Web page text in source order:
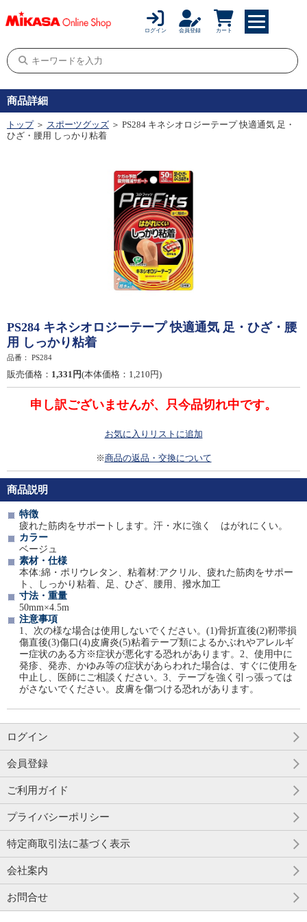
ログイン 会員登録 カート
商品詳細
トップ ＞ スポーツグッズ ＞ PS284 キネシオロジーテープ 快適通気 足・
ひざ・腰用 しっかり粘着
PS284 キネシオロジーテープ 快適通気 足・ひざ・腰
用 しっかり粘着
品番： PS284
販売価格： 1,331円(本体価格：1,210円)
申し訳ございませんが、只今品切れ中です。
お気に入りリストに追加
※商品の返品・交換について
商品説明
特徴
疲れた筋肉をサポートします。汗・水に強く はがれにくい。
カラー
ベージュ
素材・仕様
本体:綿・ポリウレタン、粘着材:アクリル、疲れた筋肉をサポー
ト、しっかり粘着、足、ひざ、腰用、撥水加工
寸法・重量
50mm×4.5m
注意事項
1、次の様な場合は使用しないでください。(1)骨折直後(2)靭帯損
傷直後(3)傷口(4)皮膚炎(5)粘着テープ類によるかぶれやアレルギ
ー症状のある方※症状が悪化する恐れがあります。2、使用中に
発疹、発赤、かゆみ等の症状があらわれた場合は、すぐに使用を
中止し、医師にご相談ください。3、テープを強く引っ張っては
がさないでください。皮膚を傷つける恐れがあります。
ログイン
会員登録
ご利用ガイド
プライバシーポリシー
特定商取引法に基づく表示
会社案内
お問合せ